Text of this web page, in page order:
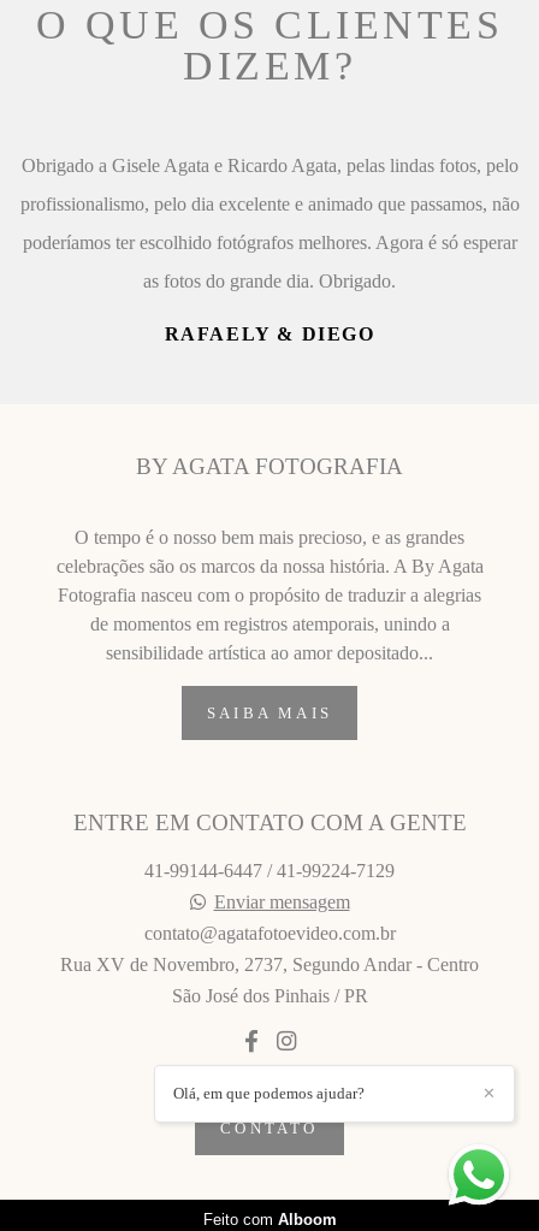
O QUE OS CLIENTES
DIZEM?
Obrigado a Gisele Agata e Ricardo Agata, pelas lindas fotos, pelo
profissionalismo, pelo dia excelente e animado que passamos, não
poderíamos ter escolhido fotógrafos melhores. Agora é só esperar
as fotos do grande dia. Obrigado.
RAFAELY & DIEGO
BY AGATA FOTOGRAFIA
O tempo é o nosso bem mais precioso, e as grandes
celebrações são os marcos da nossa história. A By Agata
Fotografia nasceu com o propósito de traduzir a alegrias
de momentos em registros atemporais, unindo a
sensibilidade artística ao amor depositado...
SAIBA MAIS
ENTRE EM CONTATO COM A GENTE
41-99144-6447 / 41-99224-7129
Enviar mensagem
contato@agatafotoevideo.com.br
Rua XV de Novembro, 2737, Segundo Andar - Centro
São José dos Pinhais / PR
CONTATO
✕
Olá, em que podemos ajudar?
Feito com Alboom